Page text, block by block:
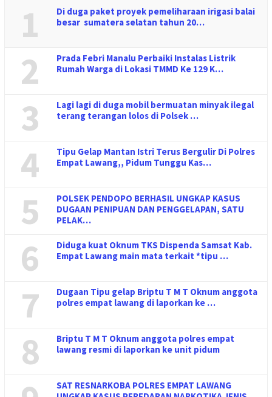
1
Di duga paket proyek pemeliharaan irigasi balai
besar sumatera selatan tahun 20…
2
Prada Febri Manalu Perbaiki Instalas Listrik
Rumah Warga di Lokasi TMMD Ke 129 K…
3
Lagi lagi di duga mobil bermuatan minyak ilegal
terang terangan lolos di Polsek …
4
Tipu Gelap Mantan Istri Terus Bergulir Di Polres
Empat Lawang,, Pidum Tunggu Kas…
5
POLSEK PENDOPO BERHASIL UNGKAP KASUS
DUGAAN PENIPUAN DAN PENGGELAPAN, SATU
PELAK…
6
Diduga kuat Oknum TKS Dispenda Samsat Kab.
Empat Lawang main mata terkait *tipu …
7
Dugaan Tipu gelap Briptu T M T Oknum anggota
polres empat lawang di laporkan ke …
8
Briptu T M T Oknum anggota polres empat
lawang resmi di laporkan ke unit pidum
SAT RESNARKOBA POLRES EMPAT LAWANG